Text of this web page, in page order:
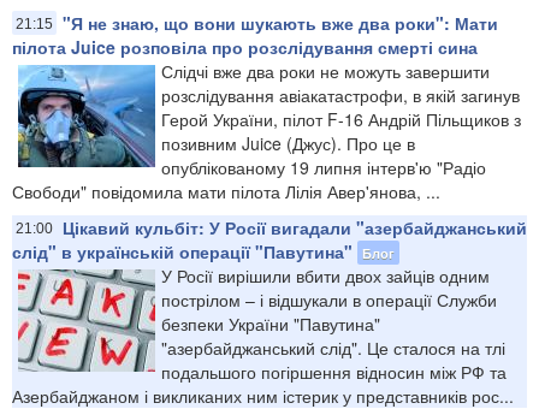
21:15
"Я не знаю, що вони шукають вже два роки": Мати
пілота Juice розповіла про розслідування смерті сина
Слідчі вже два роки не можуть завершити
розслідування авіакатастрофи, в якій загинув
Герой України, пілот F-16 Андрій Пільщиков з
позивним Juice (Джус). Про це в
опублікованому 19 липня інтерв'ю "Радіо
Свободи" повідомила мати пілота Лілія Авер'янова, ...
21:00
Цікавий кульбіт: У Росії вигадали "азербайджанський
слід" в українській операції "Павутина"
Блог
У Росії вирішили вбити двох зайців одним
пострілом – і відшукали в операції Служби
безпеки України "Павутина"
"азербайджанський слід". Це сталося на тлі
подальшого погіршення відносин між РФ та
Азербайджаном і викликаних ним істерик у представників рос...